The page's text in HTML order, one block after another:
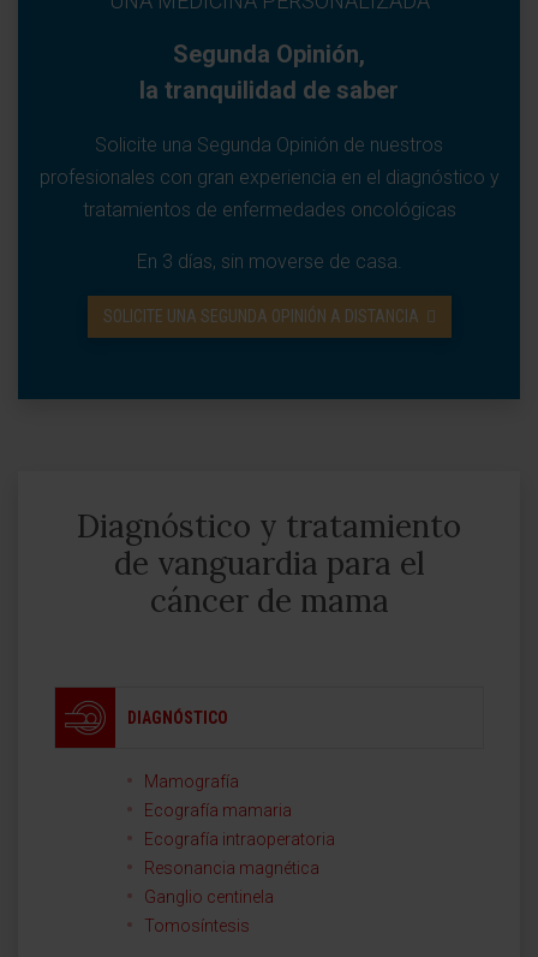
Segunda Opinión,
la tranquilidad de saber
Solicite una Segunda Opinión de nuestros
profesionales con gran experiencia en el diagnóstico y
tratamientos de enfermedades oncológicas
En 3 días, sin moverse de casa.
SOLICITE UNA SEGUNDA OPINIÓN A DISTANCIA
Diagnóstico y tratamiento
de vanguardia para el
cáncer de mama
DIAGNÓSTICO
Mamografía
Ecografía mamaria
Ecografía intraoperatoria
Resonancia magnética
Ganglio centinela
Tomosíntesis